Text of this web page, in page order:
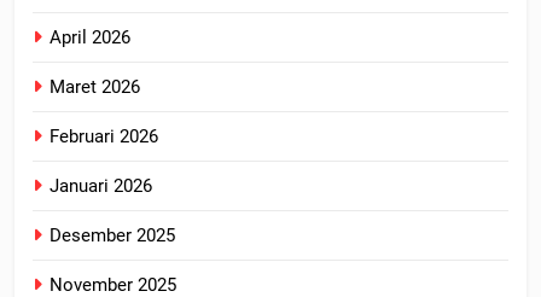
April 2026
Maret 2026
Februari 2026
Januari 2026
Desember 2025
November 2025